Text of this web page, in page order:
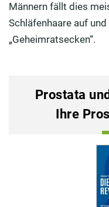
Männern fällt dies
Schläfenhaare auf
„Geheimratsecken“.